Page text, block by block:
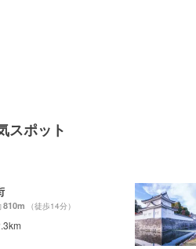
スポット
810m （徒歩14分）